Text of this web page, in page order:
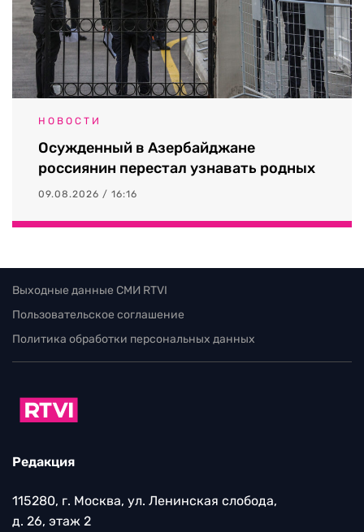
НОВОСТИ
Осужденный в Азербайджане
россиянин перестал узнавать родных
09.08.2026 / 16:16
Выходные данные СМИ RTVI
Пользовательское соглашение
Политика обработки персональных данных
Редакция
115280, г. Москва, ул. Ленинская слобода,
д. 26, этаж 2